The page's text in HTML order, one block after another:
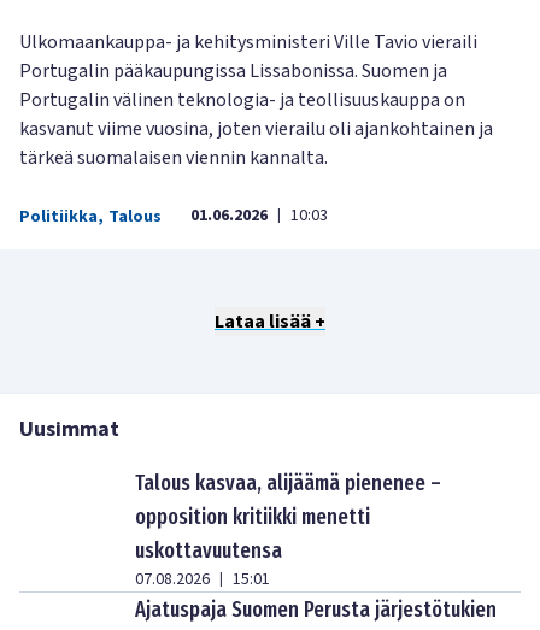
Ulkomaankauppa- ja kehitysministeri Ville Tavio vieraili
Portugalin pääkaupungissa Lissabonissa. Suomen ja
Portugalin välinen teknologia- ja teollisuuskauppa on
kasvanut viime vuosina, joten vierailu oli ajankohtainen ja
tärkeä suomalaisen viennin kannalta.
Politiikka, Talous 01.06.2026 | 10:03
Lataa lisää +
Uusimmat
Talous kasvaa, alijäämä pienenee –
opposition kritiikki menetti
uskottavuutensa
07.08.2026 | 15:01
Ajatuspaja Suomen Perusta järjestötukien